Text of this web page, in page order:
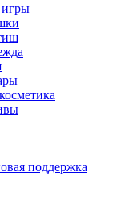
поддержка